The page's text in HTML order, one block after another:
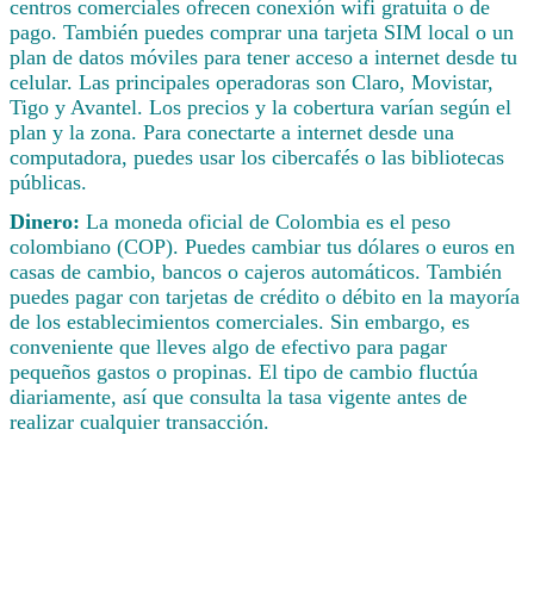
centros comerciales ofrecen conexión wifi gratuita o de
pago. También puedes comprar una tarjeta SIM local o un
plan de datos móviles para tener acceso a internet desde tu
celular. Las principales operadoras son Claro, Movistar,
Tigo y Avantel. Los precios y la cobertura varían según el
plan y la zona. Para conectarte a internet desde una
computadora, puedes usar los cibercafés o las bibliotecas
públicas.
Dinero: La moneda oficial de Colombia es el peso
colombiano (COP). Puedes cambiar tus dólares o euros en
casas de cambio, bancos o cajeros automáticos. También
puedes pagar con tarjetas de crédito o débito en la mayoría
de los establecimientos comerciales. Sin embargo, es
conveniente que lleves algo de efectivo para pagar
pequeños gastos o propinas. El tipo de cambio fluctúa
diariamente, así que consulta la tasa vigente antes de
realizar cualquier transacción.